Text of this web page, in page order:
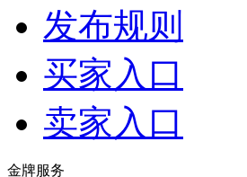
发布规则
买家入口
卖家入口
金牌服务